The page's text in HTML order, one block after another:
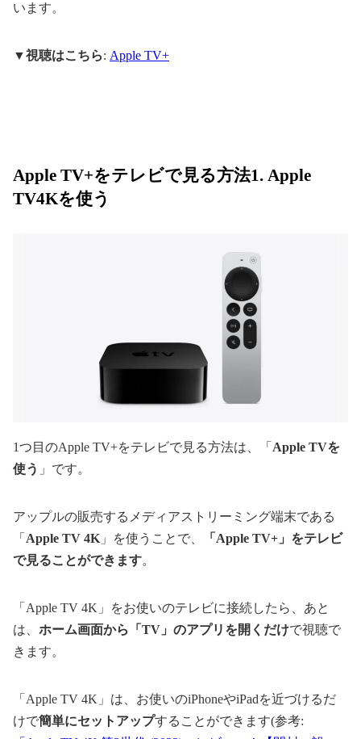
います。
▼視聴はこちら: Apple TV+
Apple TV+をテレビで見る方法1. Apple
TV4Kを使う
1つ目のApple TV+をテレビで見る方法は、「 Apple TVを
使う 」です。
アップルの販売するメディアストリーミング端末である
「 Apple TV 4K 」を使うことで、
「Apple TV+」をテレビ
で見ることができます。
「Apple TV 4K」をお使いのテレビに接続したら、あと
は、 ホーム画面から「TV」のアプリを開くだけで視聴で
きます。
「Apple TV 4K」は、お使いのiPhoneやiPadを近づけるだ
けで簡単にセットアップすることができます(参考: